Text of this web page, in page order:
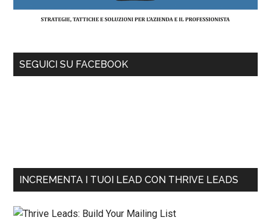
SEGUICI SU FACEBOOK
INCREMENTA I TUOI LEAD CON THRIVE LEADS